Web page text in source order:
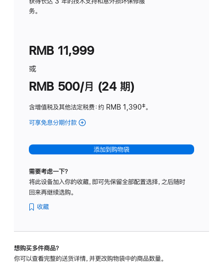
务。
RMB 11,999
或
RMB 500/月 (24 期)
含增值税及其他法定税费：约 RMB 1,390脚
‡。
可享免息分期付款 (Studio
-
标
璃
转
添加到购物袋
需要考虑一下？
将此设备加入你的收藏，即可先保留全部配置选择，之后随时
回来再继续选购。
收藏
想购买多件商品？
你可以查看完整的送货详情，并更改购物袋中的商品数量。